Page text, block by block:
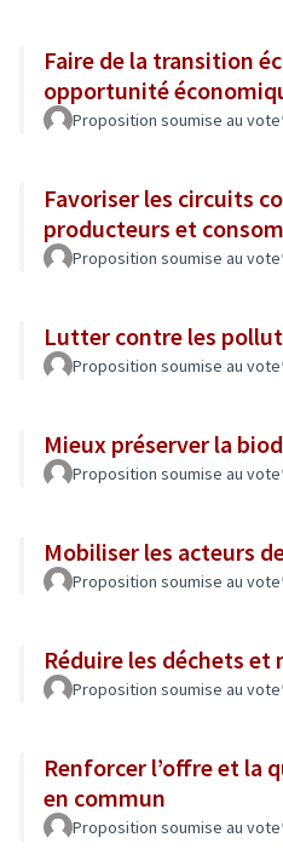
Faire de la transition
opportunité
Proposition soumise au vote
Favoriser les circuits
producteurs et
Proposition soumise au vote
Lutter contre les
Proposition soumise au vote
Mieux préserver la
Proposition soumise au vote
Mobiliser les acteurs
Proposition soumise au vote
Réduire les déchets et
Proposition soumise au vote
Renforcer l’offre et la
en commun
Proposition soumise au vote